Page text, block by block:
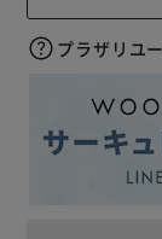
プラザリユ